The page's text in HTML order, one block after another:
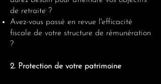
de retraite ?
Avez-vous passé en revue l'efficacité
fiscale de votre structure de rémunération
?
2. Protection de votre patrimoine